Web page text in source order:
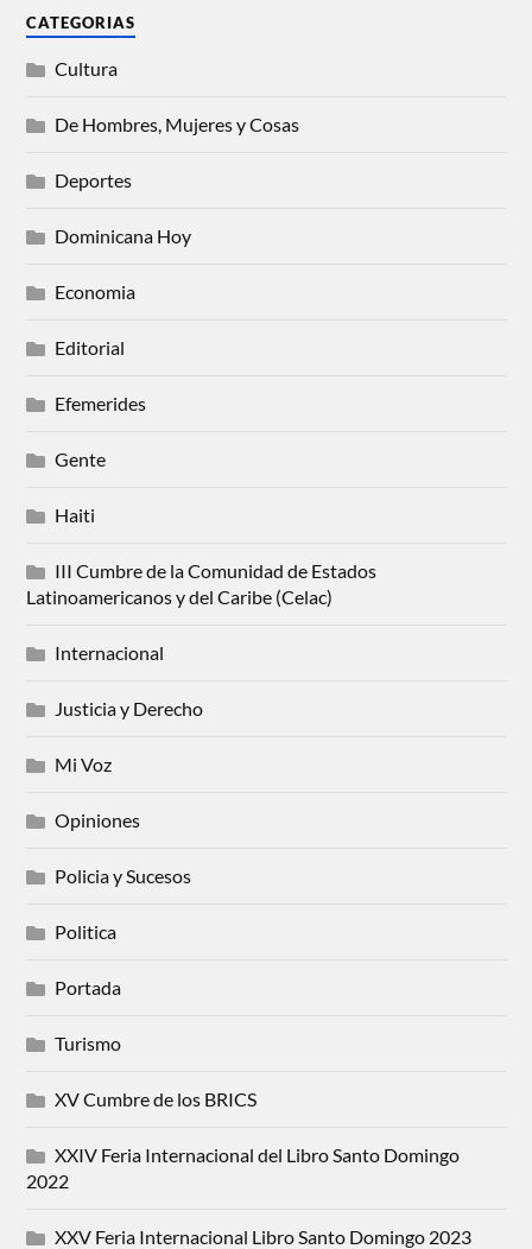
CATEGORIAS
Cultura
De Hombres, Mujeres y Cosas
Deportes
Dominicana Hoy
Economia
Editorial
Efemerides
Gente
Haiti
III Cumbre de la Comunidad de Estados
Latinoamericanos y del Caribe (Celac)
Internacional
Justicia y Derecho
Mi Voz
Opiniones
Policia y Sucesos
Politica
Portada
Turismo
XV Cumbre de los BRICS
XXIV Feria Internacional del Libro Santo Domingo
2022
XXV Feria Internacional Libro Santo Domingo 2023